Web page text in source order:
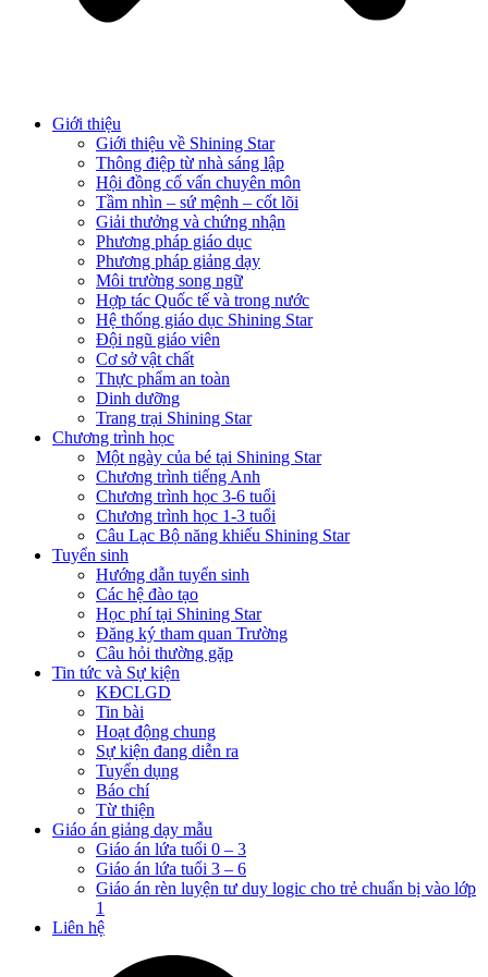
Giới thiệu
Giới thiệu về Shining Star
Thông điệp từ nhà sáng lập
Hội đồng cố vấn chuyên môn
Tầm nhìn – sứ mệnh – cốt lõi
Giải thưởng và chứng nhận
Phương pháp giáo dục
Phương pháp giảng dạy
Môi trường song ngữ
Hợp tác Quốc tế và trong nước
Hệ thống giáo dục Shining Star
Đội ngũ giáo viên
Cơ sở vật chất
Thực phẩm an toàn
Dinh dưỡng
Trang trại Shining Star
Chương trình học
Một ngày của bé tại Shining Star
Chương trình tiếng Anh
Chương trình học 3-6 tuổi
Chương trình học 1-3 tuổi
Câu Lạc Bộ năng khiếu Shining Star
Tuyển sinh
Hướng dẫn tuyển sinh
Các hệ đào tạo
Học phí tại Shining Star
Đăng ký tham quan Trường
Câu hỏi thường gặp
Tin tức và Sự kiện
KĐCLGD
Tin bài
Hoạt động chung
Sự kiện đang diễn ra
Tuyển dụng
Báo chí
Từ thiện
Giáo án giảng dạy mẫu
Giáo án lứa tuổi 0 – 3
Giáo án lứa tuổi 3 – 6
Giáo án rèn luyện tư duy logic cho trẻ chuẩn bị vào lớp
1
Liên hệ